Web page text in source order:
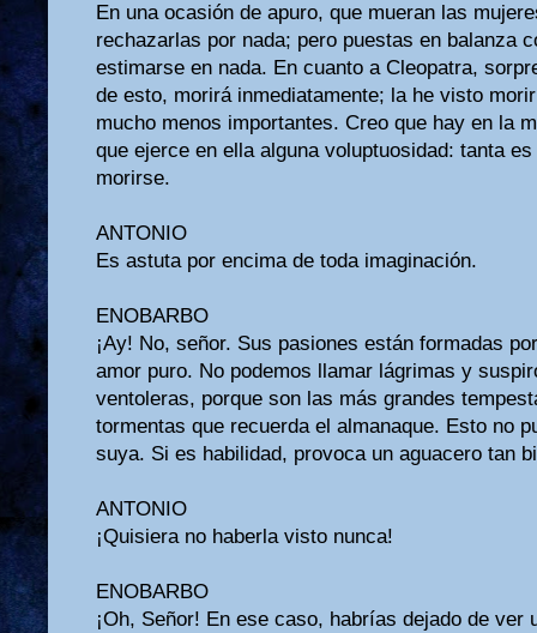
En una ocasión de apuro, que mueran las
rechazarlas por nada; pero puestas en balanza
estimarse en nada. En cuanto a Cleopatra,
de esto, morirá inmediatamente; la he visto
mucho menos importantes. Creo que hay en la
que ejerce en ella alguna voluptuosidad: tanta
morirse.
ANTONIO
Es astuta por encima de toda imaginación.
ENOBARBO
¡Ay! No, señor. Sus pasiones están formadas
amor puro. No podemos llamar lágrimas y
ventoleras, porque son las más grandes
tormentas que recuerda el almanaque. Esto no
suya. Si es habilidad, provoca un aguacero tan
ANTONIO
¡Quisiera no haberla visto nunca!
ENOBARBO
¡Oh, Señor! En ese caso, habrías dejado de ver